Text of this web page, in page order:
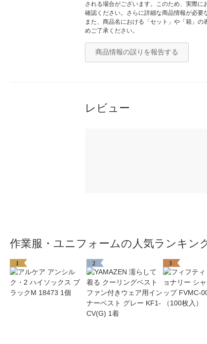
される場合がございます。このため、実際
確認ください。さらに詳細な商品情報が必要
また、商品名における「セット」や「箱」
めご了承ください。
商品情報の誤りを報告する
レビュー
作業服・ユニフォームの人気ランキン
1 2 3